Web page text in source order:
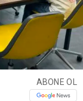
ABONE OL